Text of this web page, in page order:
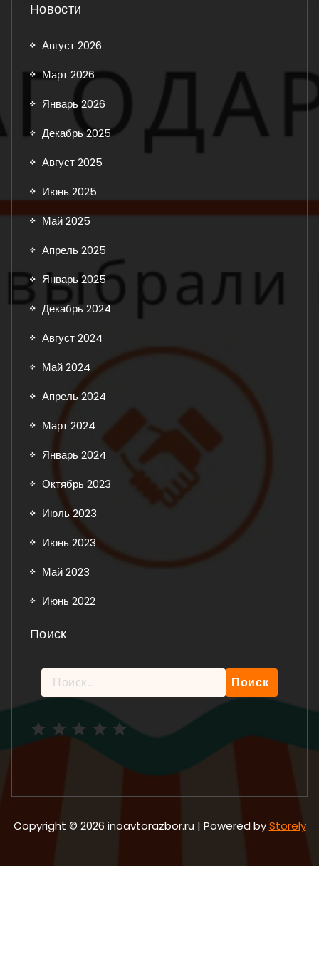
Новости
Август 2026
Март 2026
Январь 2026
Декабрь 2025
Август 2025
Июнь 2025
Май 2025
Апрель 2025
Январь 2025
Декабрь 2024
Август 2024
Май 2024
Апрель 2024
Март 2024
Январь 2024
Октябрь 2023
Июль 2023
Июнь 2023
Май 2023
Июнь 2022
Поиск
Найти:
Copyright © 2026 inoavtorazbor.ru | Powered byStorely